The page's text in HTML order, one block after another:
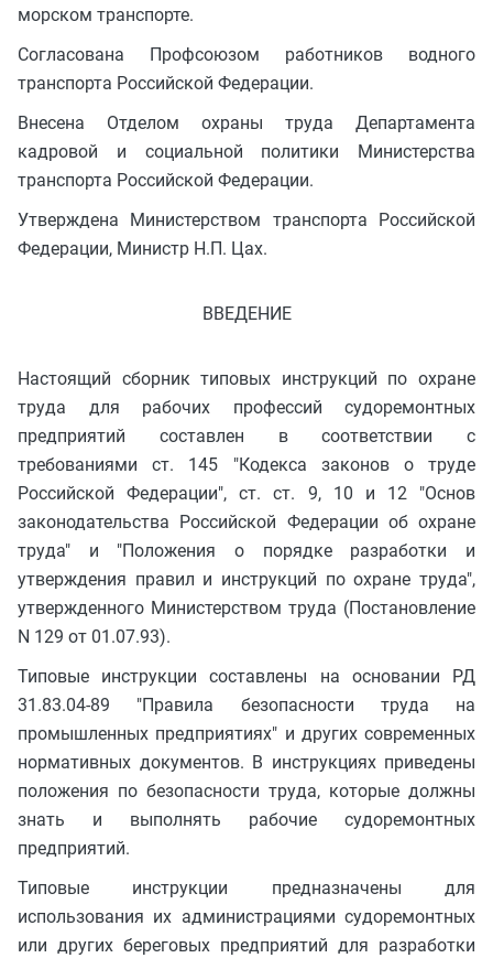
морском транспорте.
Согласована Профсоюзом работников водного
транспорта Российской Федерации.
Внесена Отделом охраны труда Департамента
кадровой и социальной политики Министерства
транспорта Российской Федерации.
Утверждена Министерством транспорта Российской
Федерации, Министр Н.П. Цах.
ВВЕДЕНИЕ
Настоящий сборник типовых инструкций по охране
труда для рабочих профессий судоремонтных
предприятий составлен в соответствии с
требованиями ст. 145 "Кодекса законов о труде
Российской Федерации", ст. ст. 9, 10 и 12 "Основ
законодательства Российской Федерации об охране
труда" и "Положения о порядке разработки и
утверждения правил и инструкций по охране труда",
утвержденного Министерством труда (Постановление
N 129 от 01.07.93).
Типовые инструкции составлены на основании РД
31.83.04-89 "Правила безопасности труда на
промышленных предприятиях" и других современных
нормативных документов. В инструкциях приведены
положения по безопасности труда, которые должны
знать и выполнять рабочие судоремонтных
предприятий.
Типовые инструкции предназначены для
использования их администрациями судоремонтных
или других береговых предприятий для разработки